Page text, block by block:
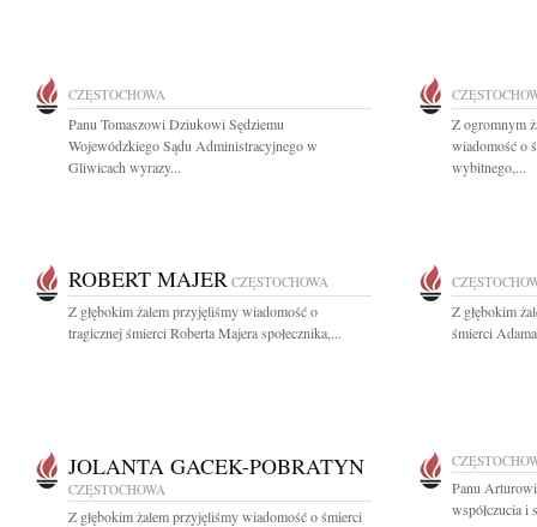
CZĘSTOCHOWA
Panu Tomaszowi Dziukowi Sędziemu
Wojewódzkiego Sądu Administracyjnego w
Gliwicach wyrazy...
Z ogromnym
wiadomość o
wybitnego,...
ROBERT MAJER CZĘSTOCHOWA
Z głębokim żalem przyjęliśmy wiadomość o
tragicznej śmierci Roberta Majera społecznika,...
Z głębokim
śmierci
JOLANTA GACEK-POBRATYN
CZĘSTOCHOWA
Z głębokim żalem przyjęliśmy wiadomość o śmierci
Panu
współczucia i